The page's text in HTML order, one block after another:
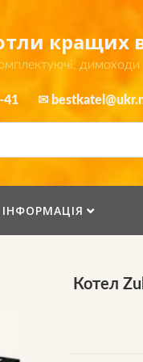
кращих
димоходи
41 ✉
Котел